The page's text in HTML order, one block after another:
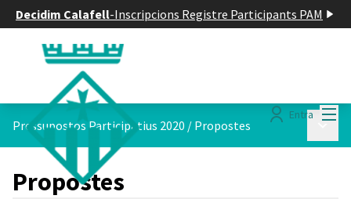
Decidim Calafell-Inscripcions Registre Participants PAM
Entra
Pressupostos Participatius 2020 / Propostes
Propostes